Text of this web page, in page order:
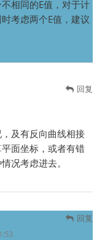
相同的E值，对于计
考虑两个E值，建议
回复
及有反向曲线相接
面坐标，或者有错
况考虑进去。
回复